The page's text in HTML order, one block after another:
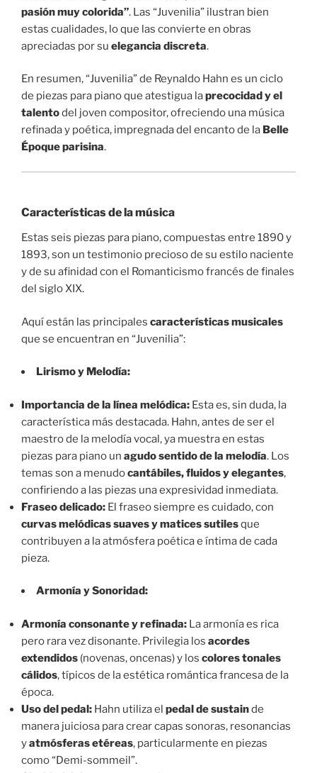
pasión muy colorida”. Las “Juvenilia” ilustran bien
estas cualidades, lo que las convierte en obras
apreciadas por su elegancia discreta.
En resumen, “Juvenilia” de Reynaldo Hahn es un ciclo
de piezas para piano que atestigua laprecocidad y el
talentodel joven compositor, ofreciendo una música
refinada y poética, impregnada del encanto de la Belle
Époque parisina.
Características de la música
Estas seis piezas para piano, compuestas entre 1890 y
1893, son un testimonio precioso de su estilo naciente
y de su afinidad con el Romanticismo francés de finales
del siglo XIX.
Aquí están las principales características musicales
que se encuentran en “Juvenilia”:
Lirismo y Melodía:
Importancia de la línea melódica: Esta es, sin duda, la
característica más destacada. Hahn, antes de ser el
maestro de la melodía vocal, ya muestra en estas
piezas para piano un agudo sentido de la melodía. Los
temas son a menudocantábiles, fluidos y elegantes,
confiriendo a las piezas una expresividad inmediata.
Fraseo delicado: El fraseo siempre es cuidado, con
curvas melódicas suaves y matices sutilesque
contribuyen a la atmósfera poética e íntima de cada
pieza.
Armonía y Sonoridad:
Armonía consonante y refinada: La armonía es rica
pero rara vez disonante. Privilegia los acordes
extendidos (novenas, oncenas) y los colores tonales
cálidos, típicos de la estética romántica francesa de la
época.
Uso del pedal: Hahn utiliza el pedal de sustainde
manera juiciosa para crear capas sonoras, resonancias
yatmósferas etéreas, particularmente en piezas
como “Demi-sommeil”.